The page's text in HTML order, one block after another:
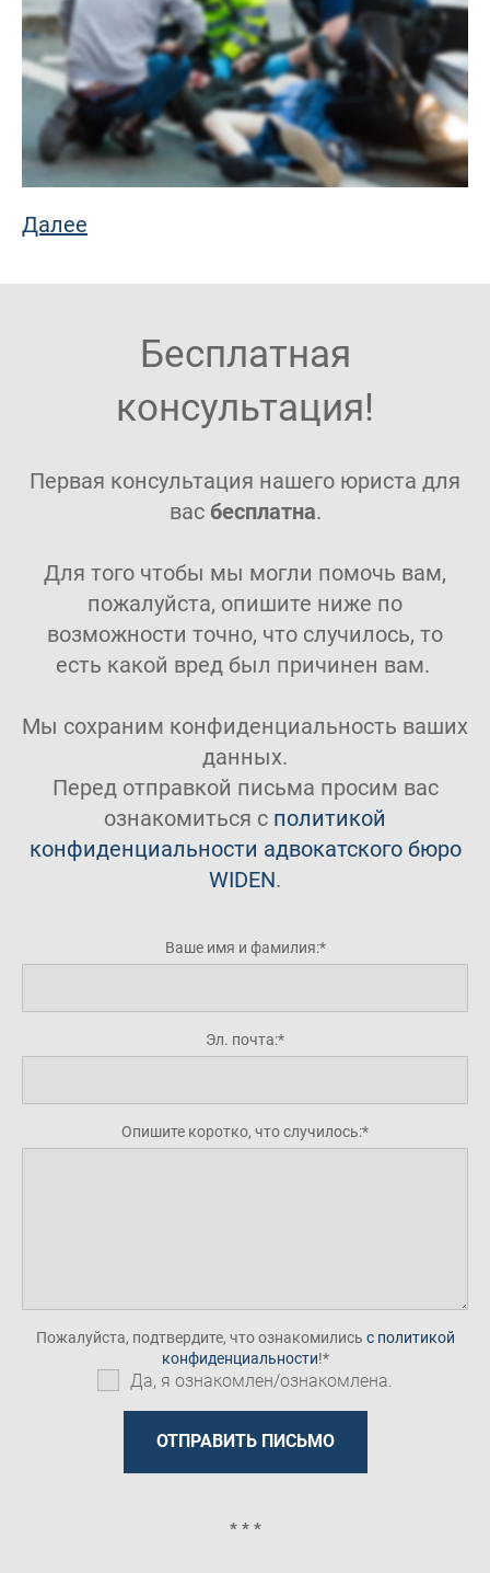
Далее
Бесплатная
консультация!
Первая консультация нашего юриста для
вас бесплатна.
Для того чтобы мы могли помочь вам,
пожалуйста, опишите ниже по
возможности точно, что случилось, то
есть какой вред был причинен вам.
Мы сохраним конфиденциальность ваших
данных.
Перед отправкой письма просим вас
ознакомиться с политикой
конфиденциальности адвокатского бюро
WIDEN.
Ваше имя и фамилия:
Эл. почта:
Опишите коротко, что случилось:
Пожалуйста, подтвердите, что ознакомились с политикой
конфиденциальности!
Да, я ознакомлен/ознакомлена.
* * *